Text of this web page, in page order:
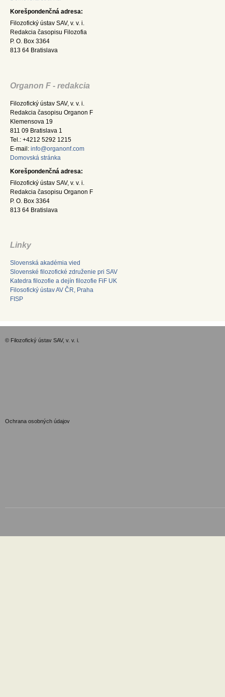
Korešpondenčná adresa:
Filozofický ústav SAV, v. v. i.
Redakcia časopisu Filozofia
P. O. Box 3364
813 64 Bratislava
Organon F - redakcia
Filozofický ústav SAV, v. v. i.
Redakcia časopisu Organon F
Klemensova 19
811 09 Bratislava 1
Tel.: +4212 5292 1215
E-mail: info@organonf.com
Domovská stránka
Korešpondenčná adresa:
Filozofický ústav SAV, v. v. i.
Redakcia časopisu Organon F
P. O. Box 3364
813 64 Bratislava
Linky
Slovenská akadémia vied
Slovenské filozofické združenie pri SAV
Katedra filozofie a dejín filozofie FiF UK
Filosofický ústav AV ČR, Praha
FISP
© Filozofický ústav SAV, v. v. i.
Ochrana osobných údajov